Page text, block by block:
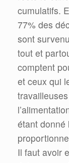
cumulatifs.
77% des
sont
tout et
comptent
et ceux qui
étant donné
Il faut avoir